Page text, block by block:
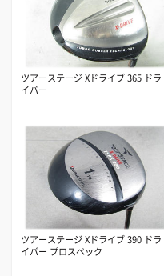
ツアーステージ Xドライブ 365 ドラ
イバー
ツアーステージ Xドライブ 390 ドラ
イバー プロスペック